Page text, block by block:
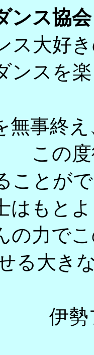
ンス協会
大好
ンスを
無事終
の度待
ことが
はもと
の力で
る大き
ー